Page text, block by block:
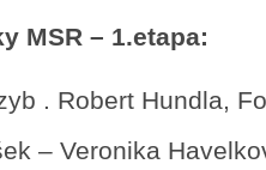
MSR – 1.etapa:
. Robert Hundla,
– Veronika